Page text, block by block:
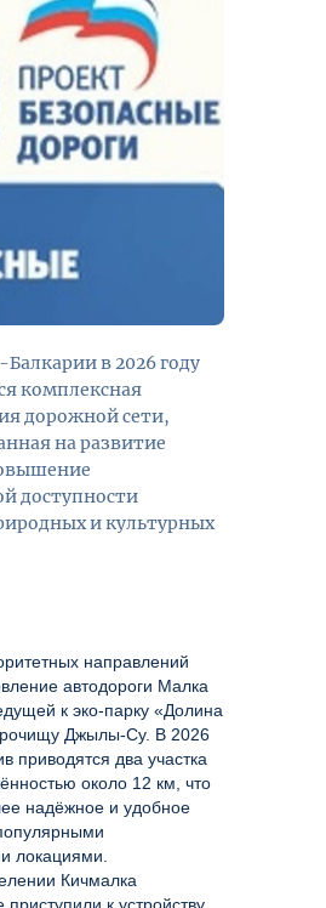
в 2026 году
комплексная
дорожной сети,
на развитие
доступности
и культурных
направлений
автодороги Малка
к эко-парку «Долина
Джылы-Су. В 2026
приводятся два участка
около 12 км, что
надёжное и удобное
локациями.
Кичмалка